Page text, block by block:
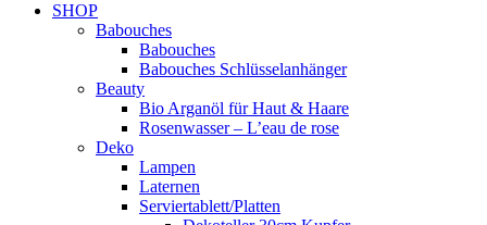
SHOP
Babouches
Babouches
Babouches Schlüsselanhänger
Beauty
Bio Arganöl für Haut & Haare
Rosenwasser – L’eau de rose
Deko
Lampen
Laternen
Serviertablett/Platten